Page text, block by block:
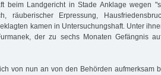
beim Landgericht in Stade Anklage wegen
räuberischer Erpressung,
kamen in Untersuchungshaft. Unter
der zu sechs Monaten Gefängnis
von nun an von den Behörden aufmerksam